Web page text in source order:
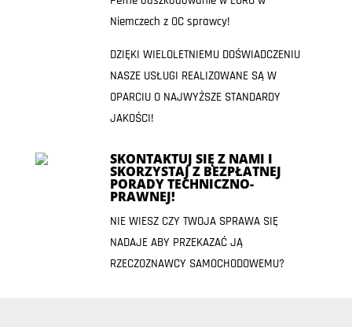
Niemczech z OC sprawcy!
DZIĘKI WIELOLETNIEMU DOŚWIADCZENIU
NASZE USŁUGI REALIZOWANE SĄ W
OPARCIU O NAJWYŻSZE STANDARDY
JAKOŚCI!
SKONTAKTUJ SIĘ Z NAMI I
SKORZYSTAJ Z BEZPŁATNEJ
PORADY TECHNICZNO-
PRAWNEJ!
NIE WIESZ CZY TWOJA SPRAWA SIĘ
NADAJE ABY PRZEKAZAĆ JĄ
RZECZOZNAWCY SAMOCHODOWEMU?